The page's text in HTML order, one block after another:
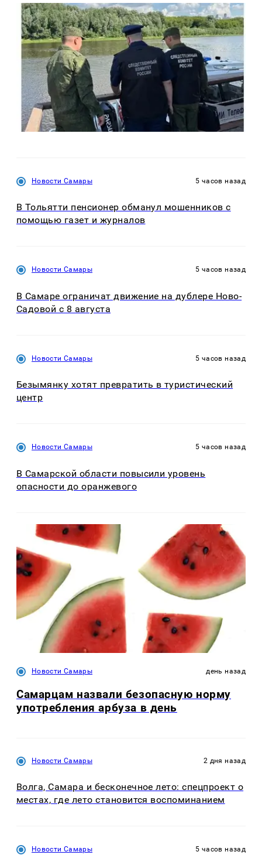
Новости Самары 5 часов назад
В Тольятти пенсионер обманул мошенников с
помощью газет и журналов
Новости Самары 5 часов назад
В Самаре ограничат движение на дублере Ново-
Садовой с 8 августа
Новости Самары 5 часов назад
Безымянку хотят превратить в туристический
центр
Новости Самары 5 часов назад
В Самарской области повысили уровень
опасности до оранжевого
Новости Самары день назад
Самарцам назвали безопасную норму
употребления арбуза в день
Новости Самары 2 дня назад
Волга, Самара и бесконечное лето: спецпроект о
местах, где лето становится воспоминанием
Новости Самары 5 часов назад